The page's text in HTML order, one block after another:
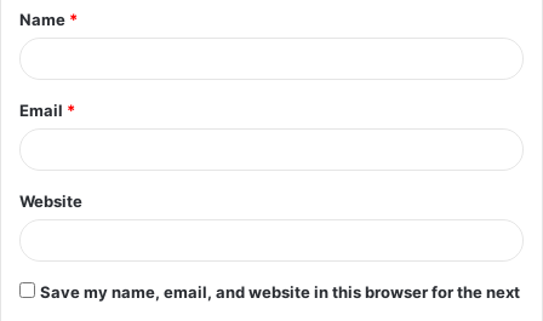
*
Name *
Email *
Website
Save my name, email, and website in this browser for the next